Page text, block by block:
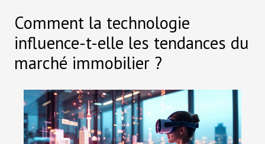
Comment la technologie
influence-t-elle les tendances du
marché immobilier ?